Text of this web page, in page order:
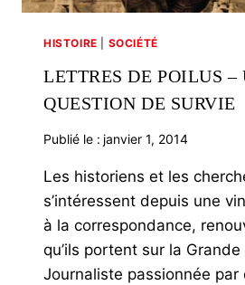
HISTOIRE SOCIÉTÉ
LETTRES DE POILUS –
QUESTION DE SURVIE
Publié le : janvier 1, 2014
Les historiens et les
s’intéressent depuis une
à la correspondance,
qu’ils portent sur la Grande
Journaliste passionnée par